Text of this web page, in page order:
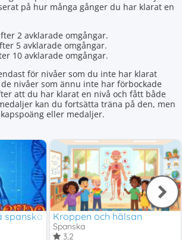
på hur många gånger du har klarat en
2 avklarade omgångar.
5 avklarade omgångar.
10 avklarade omgångar.
för nivåer som du inte har klarat
nivåer som ännu inte har förbockade
att du har klarat en nivå och fått både
kan du fortsätta träna på den, men
eller medaljer.
spanska Kroppen och hälsan
Spanska
3,2